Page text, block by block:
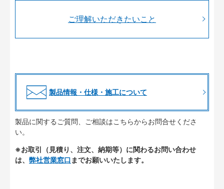
ご理解いただきたいこと
製品情報・仕様・施工について
製品に関するご質問、ご相談はこちらからお問合せくださ
い。
※お取引（見積り、注文、納期等）に関わるお問い合わせ
は、 弊社営業窓口 までお願いいたします。